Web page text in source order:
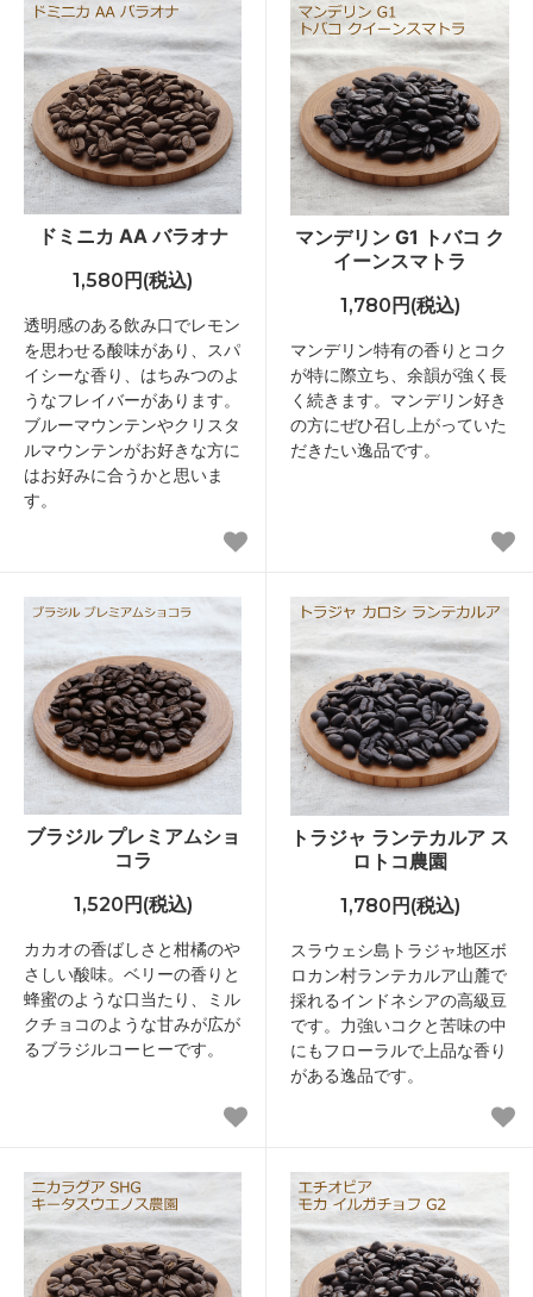
ドミニカ AA バラオナ
1,580円(税込)
透明感のある飲み口でレモン
を思わせる酸味があり、スパ
イシーな香り、はちみつのよ
うなフレイバーがあります。
ブルーマウンテンやクリスタ
ルマウンテンがお好きな方に
はお好みに合うかと思いま
す。
マンデリン G1 トバコ ク
イーンスマトラ
1,780円(税込)
マンデリン特有の香りとコク
が特に際立ち、余韻が強く長
く続きます。マンデリン好き
の方にぜひ召し上がっていた
だきたい逸品です。
ブラジル プレミアムショ
コラ
1,520円(税込)
カカオの香ばしさと柑橘のや
さしい酸味。ベリーの香りと
蜂蜜のような口当たり、ミル
クチョコのような甘みが広が
るブラジルコーヒーです。
トラジャ ランテカルア ス
ロトコ農園
1,780円(税込)
スラウェシ島トラジャ地区ボ
ロカン村ランテカルア山麓で
採れるインドネシアの高級豆
です。力強いコクと苦味の中
にもフローラルで上品な香り
がある逸品です。